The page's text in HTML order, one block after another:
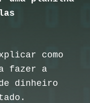
como
fazer a
dinheiro